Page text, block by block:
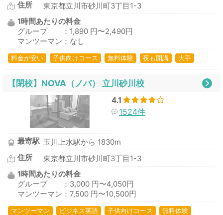
住所
東京都立川市砂川町3丁目1-3
1時間あたりの料金
グループ ：1,890 円〜2,490円
マンツーマン：なし
料金が安い 子供向けコース 無料体験 夜も開講 大手
【閉校】NOVA（ノバ） 立川砂川校
4.1
1524件
最寄駅 玉川上水駅から 1830m
住所
東京都立川市砂川町3丁目1-3
1時間あたりの料金
グループ ：3,000 円〜4,050円
マンツーマン：7,500 円〜10,500円
マンツーマン ビジネス英語 子供向けコース
無料体験